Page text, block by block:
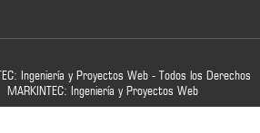
Ingeniería y Proyectos Web - Todos los Derechos
MARKINTEC: Ingeniería y Proyectos Web